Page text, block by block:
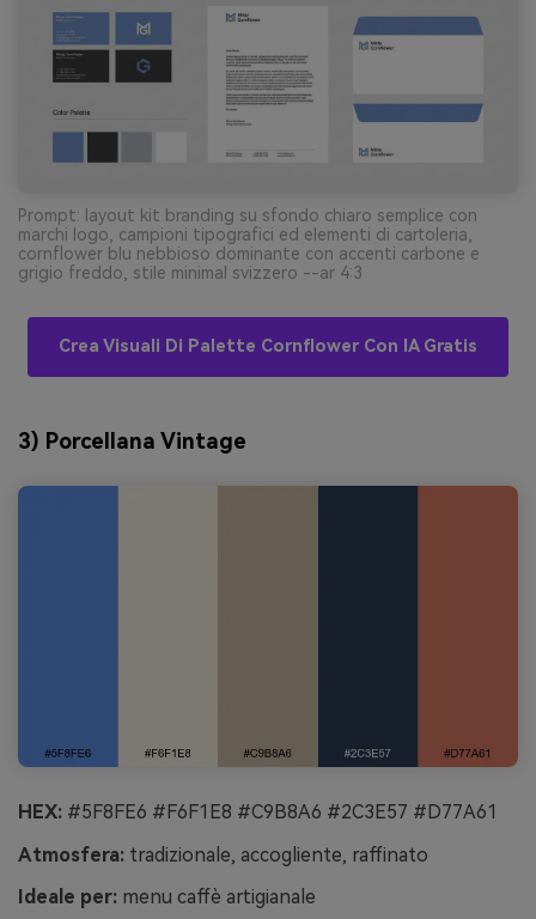
Prompt: layout kit branding su sfondo chiaro semplice con
marchi logo, campioni tipografici ed elementi di cartoleria,
cornflower blu nebbioso dominante con accenti carbone e
grigio freddo, stile minimal svizzero --ar 4:3
Crea Visuali Di Palette Cornflower Con IA Gratis
3) Porcellana Vintage
HEX: #5F8FE6 #F6F1E8 #C9B8A6 #2C3E57 #D77A61
Atmosfera: tradizionale, accogliente, raffinato
Ideale per: menu caffè artigianale